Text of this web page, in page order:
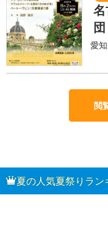
愛
閲
夏の人気夏祭りラン